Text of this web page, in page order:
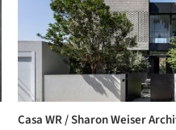
Casa WR / Sharon Weiser